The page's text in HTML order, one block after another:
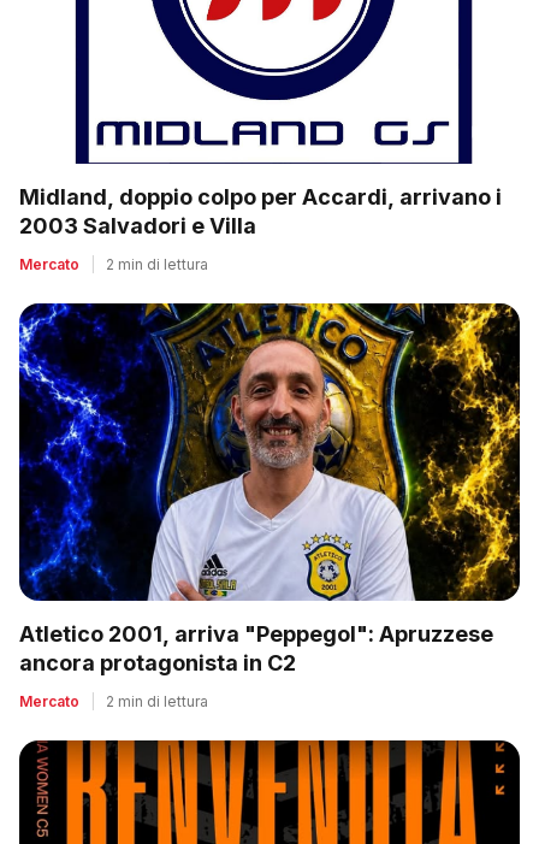
Midland, doppio colpo per Accardi, arrivano i
2003 Salvadori e Villa
Mercato 2 min di lettura
Atletico 2001, arriva "Peppegol": Apruzzese
ancora protagonista in C2
Mercato 2 min di lettura